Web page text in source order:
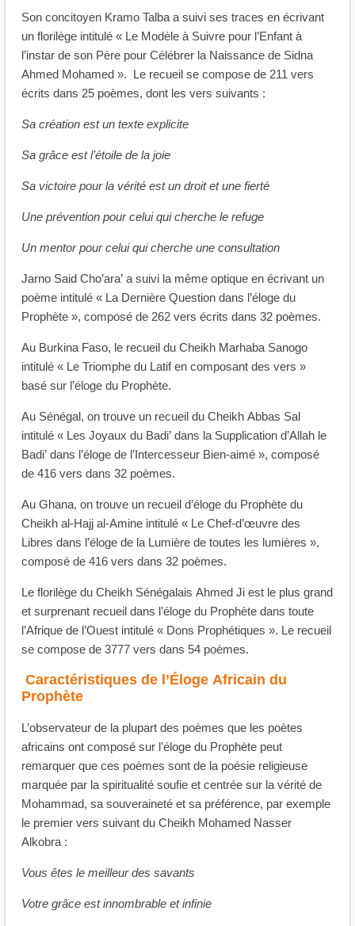
Son concitoyen Kramo Talba a suivi ses traces en écrivant
un florilège intitulé « Le Modèle à Suivre pour l’Enfant à
l’instar de son Père pour Célébrer la Naissance de Sidna
Ahmed Mohamed ». Le recueil se compose de 211 vers
écrits dans 25 poèmes, dont les vers suivants :
Sa création est un texte explicite
Sa grâce est l’étoile de la joie
Sa victoire pour la vérité est un droit et une fierté
Une prévention pour celui qui cherche le refuge
Un mentor pour celui qui cherche une consultation
Jarno Said Cho’ara’ a suivi la même optique en écrivant un
poème intitulé « La Dernière Question dans l’éloge du
Prophète », composé de 262 vers écrits dans 32 poèmes.
Au Burkina Faso, le recueil du Cheikh Marhaba Sanogo
intitulé « Le Triomphe du Latif en composant des vers »
basé sur l’éloge du Prophète.
Au Sénégal, on trouve un recueil du Cheikh Abbas Sal
intitulé « Les Joyaux du Badi’ dans la Supplication d’Allah le
Badi’ dans l’éloge de l’Intercesseur Bien-aimé », composé
de 416 vers dans 32 poèmes.
Au Ghana, on trouve un recueil d’éloge du Prophète du
Cheikh al-Hajj al-Amine intitulé « Le Chef-d’œuvre des
Libres dans l’éloge de la Lumière de toutes les lumières »,
composé de 416 vers dans 32 poèmes.
Le florilège du Cheikh Sénégalais Ahmed Ji est le plus grand
et surprenant recueil dans l’éloge du Prophète dans toute
l’Afrique de l’Ouest intitulé « Dons Prophétiques ». Le recueil
se compose de 3777 vers dans 54 poèmes.
Caractéristiques de l’Éloge Africain du
Prophète
L’observateur de la plupart des poèmes que les poètes
africains ont composé sur l’éloge du Prophète peut
remarquer que ces poèmes sont de la poésie religieuse
marquée par la spiritualité soufie et centrée sur la vérité de
Mohammad, sa souveraineté et sa préférence, par exemple
le premier vers suivant du Cheikh Mohamed Nasser
Alkobra :
Vous êtes le meilleur des savants
Votre grâce est innombrable et infinie